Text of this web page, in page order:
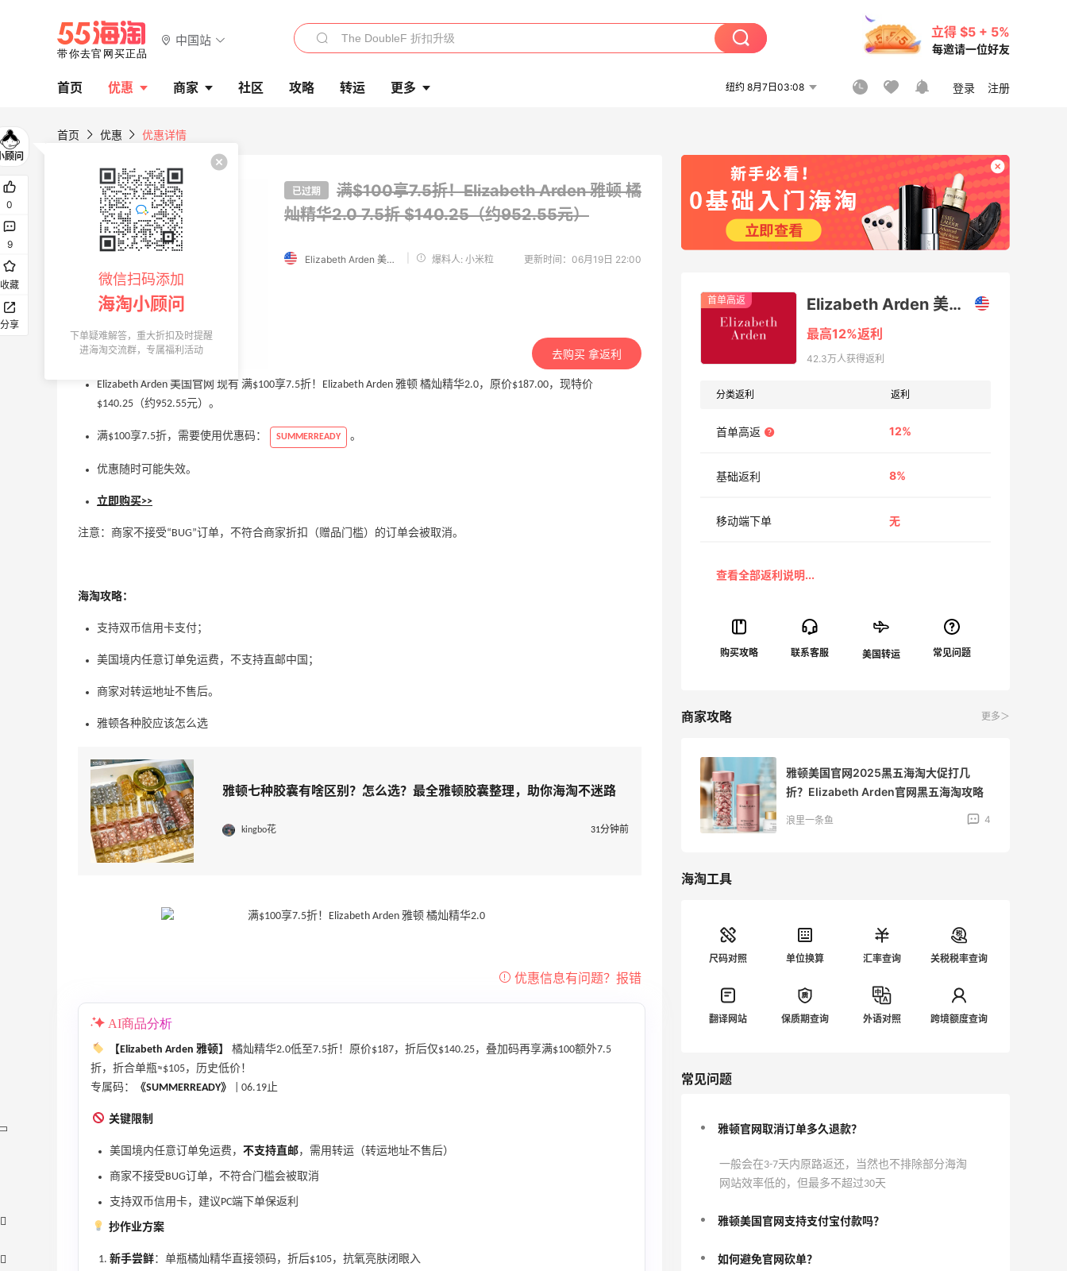
中国站
立得 $5 + 5%
每邀请一位好友
首页 优惠 商家 社区 攻略 转运 更多 纽约 8月7日03:08 登录 注册
首页 优惠 优惠详情
首单高返 已过期
满$100享7.5折！Elizabeth Arden 雅顿 橘
灿精华2.07.5折 $140.25（约952.55元）
Elizabeth Arden 美国官网 爆料人: 小米粒 更新时间：06月19日 22:00
去购买 拿返利
Elizabeth Arden 美国官网 现有 满$100享7.5折！Elizabeth Arden 雅顿 橘灿精华2.0，原价$187.00，现特价
$140.25（约952.55元）。
满$100享7.5折，需要使用优惠码： SUMMERREADY 。
优惠随时可能失效。
立即购买>>
注意：商家不接受“BUG”订单，不符合商家折扣（赠品门槛）的订单会被取消。
海淘攻略：
支持双币信用卡支付；
美国境内任意订单免运费，不支持直邮中国；
商家对转运地址不售后。
雅顿各种胶应该怎么选
雅顿七种胶囊有啥区别？怎么选？最全雅顿胶囊整理，助你海淘不迷路
kingbo花 31分钟前
AI商品分析
【Elizabeth Arden 雅顿】
橘灿精华2.0低至7.5折！原价$187，折后仅$140.25，叠加码再享满$100额外7.5
折，折合单瓶≈$105，历史低价！
专属码：
《SUMMERREADY》 | 06.19止
关键限制
美国境内任意订单免运费， 不支持直邮，需用转运（转运地址不售后）
商家不接受BUG订单，不符合门槛会被取消
支持双币信用卡，建议PC端下单保返利
抄作业方案
新手尝鲜：单瓶橘灿精华直接领码，折后$105，抗氧亮肤闭眼入
首单高返 Elizabeth Arden 美国官网（伊丽莎白雅顿）
最高12%返利
42.3万人获得返利
分类返利 返利
首单高返 12%
基础返利 8%
移动端下单 无
美国转运
商家攻略 更多＞
折？Elizabeth Arden官网黑五海淘攻略
雅顿美国官网2025黑五海淘大促打几
折？Elizabeth Arden官网黑五海淘攻略
浪里一条鱼 4
海淘工具
尺码对照 单位换算 汇率查询 关税税率查询
翻译网站 保质期查询 外语对照 跨境额度查询
常见问题
雅顿官网取消订单多久退款？
一般会在3-7天内原路返还，当然也不排除部分海淘
网站效率低的，但最多不超过30天
雅顿美国官网支持支付宝付款吗？
如何避免官网砍单？
0
9
收藏
分享
微信扫码添加
海淘小顾问
下单疑难解答，重大折扣及时提醒
进海淘交流群，专属福利活动